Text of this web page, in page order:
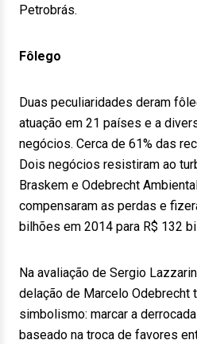
Petrobrás.
Fôlego
Duas peculiaridades deram
atuação em 21 países e a
negócios. Cerca de 61% das
Dois negócios resistiram ao
Braskem e Odebrecht
compensaram as perdas e
bilhões em 2014 para R$ 132
Na avaliação de Sergio
delação de Marcelo Odebrecht
simbolismo: marcar a
baseado na troca de favores